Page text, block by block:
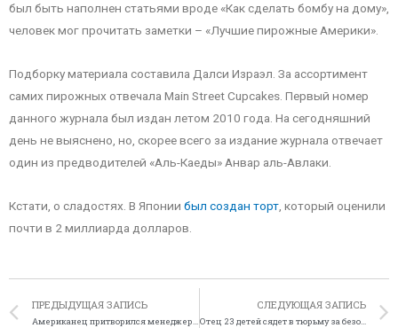
был быть наполнен статьями вроде «Как сделать бомбу на дому»,
человек мог прочитать заметки – «Лучшие пирожные Америки».
Подборку материала составила Далси Израэл. За ассортимент
самих пирожных отвечала Main Street Cupcakes. Первый номер
данного журнала был издан летом 2010 года. На сегодняшний
день не выяснено, но, скорее всего за издание журнала отвечает
один из предводителей «Аль-Каеды» Анвар аль-Авлаки.
Кстати, о сладостях. В Японии был создан торт , который оценили
почти в 2 миллиарда долларов.
ПРЕДЫДУЩАЯ ЗАПИСЬ
Американец притворился менеджером ресторана, чтобы пообедать
СЛЕДУЮЩАЯ ЗАПИСЬ
Отец 23 детей сядет в тюрьму за безответственность